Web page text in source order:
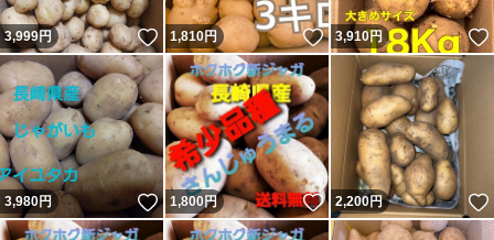
3,999円 いいね！
1,810円 いいね！
3,910円
3,980円 いいね！
1,800 円 いいね！
2,200円